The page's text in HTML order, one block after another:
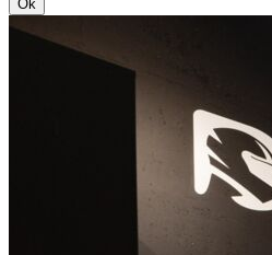
Ok